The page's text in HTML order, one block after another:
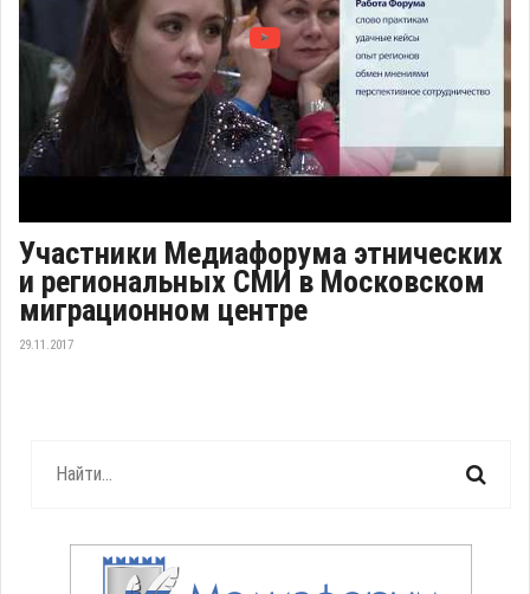
Участники Медиафорума этнических
и региональных СМИ в Московском
миграционном центре
29.11.2017